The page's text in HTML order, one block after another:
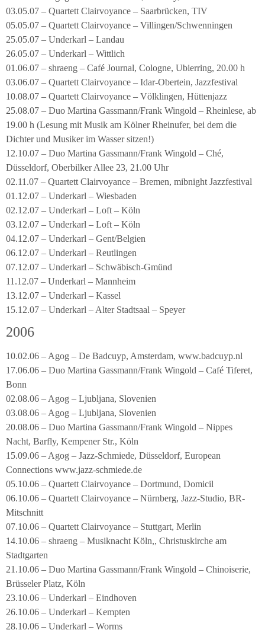
03.05.07 – Quartett Clairvoyance – Saarbrücken, TIV
05.05.07 – Quartett Clairvoyance – Villingen/Schwenningen
25.05.07 – Underkarl – Landau
26.05.07 – Underkarl – Wittlich
01.06.07 – shraeng – Café Journal, Cologne, Ubierring, 20.00 h
03.06.07 – Quartett Clairvoyance – Idar-Obertein, Jazzfestival
10.08.07 – Quartett Clairvoyance – Völklingen, Hüttenjazz
25.08.07 – Duo Martina Gassmann/Frank Wingold – Rheinlese, ab
19.00 h (Lesung mit Musik am Kölner Rheinufer, bei dem die
Dichter und Musiker im Wasser sitzen!)
12.10.07 – Duo Martina Gassmann/Frank Wingold – Ché,
Düsseldorf, Oberbilker Allee 23, 21.00 Uhr
02.11.07 – Quartett Clairvoyance – Bremen, mibnight Jazzfestival
01.12.07 – Underkarl – Wiesbaden
02.12.07 – Underkarl – Loft – Köln
03.12.07 – Underkarl – Loft – Köln
04.12.07 – Underkarl – Gent/Belgien
06.12.07 – Underkarl – Reutlingen
07.12.07 – Underkarl – Schwäbisch-Gmünd
11.12.07 – Underkarl – Mannheim
13.12.07 – Underkarl – Kassel
15.12.07 – Underkarl – Alter Stadtsaal – Speyer
2006
10.02.06 – Agog – De Badcuyp, Amsterdam, www.badcuyp.nl
17.06.06 – Duo Martina Gassmann/Frank Wingold – Café Tiferet,
Bonn
02.08.06 – Agog – Ljubljana, Slovenien
03.08.06 – Agog – Ljubljana, Slovenien
20.08.06 – Duo Martina Gassmann/Frank Wingold – Nippes
Nacht, Barfly, Kempener Str., Köln
15.09.06 – Agog – Jazz-Schmiede, Düsseldorf, European
Connections www.jazz-schmiede.de
05.10.06 – Quartett Clairvoyance – Dortmund, Domicil
06.10.06 – Quartett Clairvoyance – Nürnberg, Jazz-Studio, BR-
Mitschnitt
07.10.06 – Quartett Clairvoyance – Stuttgart, Merlin
14.10.06 – shraeng – Musiknacht Köln,, Christuskirche am
Stadtgarten
21.10.06 – Duo Martina Gassmann/Frank Wingold – Chinoiserie,
Brüsseler Platz, Köln
23.10.06 – Underkarl – Eindhoven
26.10.06 – Underkarl – Kempten
28.10.06 – Underkarl – Worms